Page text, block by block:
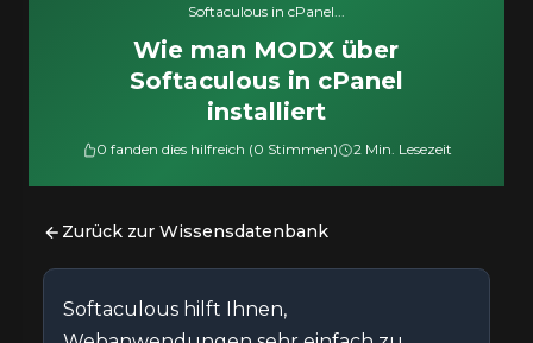
Softaculous in cPanel...
Wie man MODX über
Softaculous in cPanel
installiert
0 fanden dies hilfreich (0 Stimmen) 2 Min. Lesezeit
Zurück zur Wissensdatenbank
Softaculous hilft Ihnen,